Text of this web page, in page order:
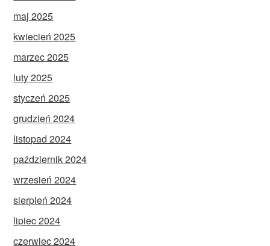
maj 2025
kwiecień 2025
marzec 2025
luty 2025
styczeń 2025
grudzień 2024
listopad 2024
październik 2024
wrzesień 2024
sierpień 2024
lipiec 2024
czerwiec 2024